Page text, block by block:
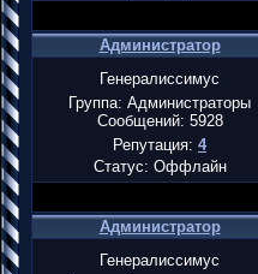
Администратор
Генералиссимус
Группа: Администраторы
Сообщений: 5928
Репутация: 4
Статус: Оффлайн
Администратор
Генералиссимус